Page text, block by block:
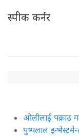
स्पीक कर्नर
ओलीलाई पक्राउ
पुष्पलाल